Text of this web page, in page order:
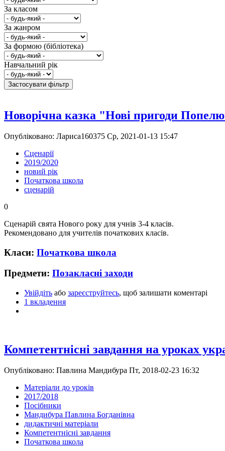
За класом
За жанром
За формою (бібліотека)
Навчальний рік
Новорічна казка "Нові пригоди
Опубліковано: Лариса160375 Ср, 2021-01-13 15:47
Сценарії
2019/2020
новий рік
Початкова школа
сценарій
0
Сценарій свята Нового року для учнів 3-4 класів.
Рекомендовано для учителів початкових класів.
Класи: Початкова школа
Предмети: Позакласні заходи
Увійдіть або зареєструйтесь, щоб залишати коментарі
1 вкладення
Компетентнісні завдання на уроках
Опубліковано: Павлина Мандибура Пт, 2018-02-23 16:32
Матеріали до уроків
2017/2018
Посібники
Мандибура Павлина Богданівна
дидактичні матеріали
Компетентнісні завдання
Початкова школа